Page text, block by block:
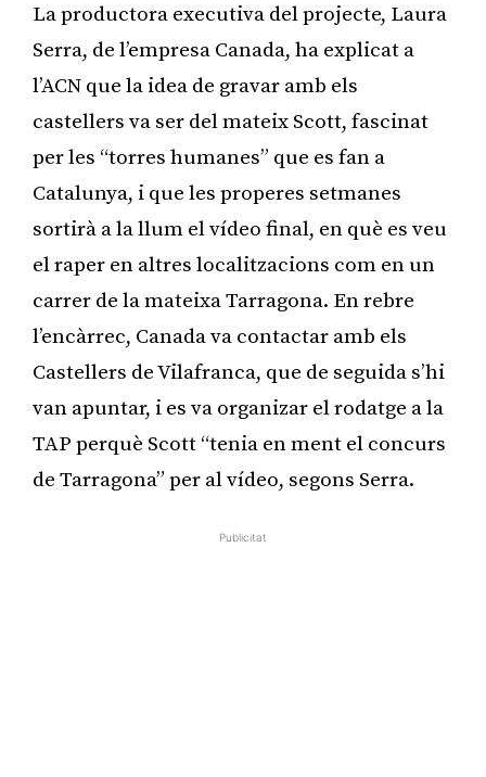
La productora executiva del projecte, Laura
Serra, de l’empresa Canada, ha explicat a
l’ACN que la idea de gravar amb els
castellers va ser del mateix Scott, fascinat
per les “torres humanes” que es fan a
Catalunya, i que les properes setmanes
sortirà a la llum el vídeo final, en què es veu
el raper en altres localitzacions com en un
carrer de la mateixa Tarragona. En rebre
l’encàrrec, Canada va contactar amb els
Castellers de Vilafranca, que de seguida s’hi
van apuntar, i es va organizar el rodatge a la
TAP perquè Scott “tenia en ment el concurs
de Tarragona” per al vídeo, segons Serra.
Publicitat